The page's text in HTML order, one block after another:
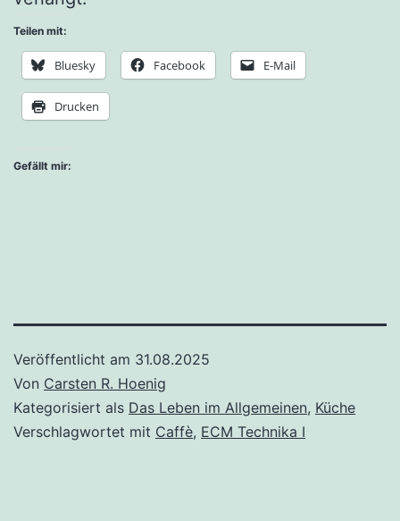
Teilen mit:
Bluesky Facebook E-Mail
Drucken
Gefällt mir:
Veröffentlicht am 31.08.2025
Von Carsten R. Hoenig
Kategorisiert als Das Leben im Allgemeinen, Küche
Verschlagwortet mit Caffè, ECM Technika I